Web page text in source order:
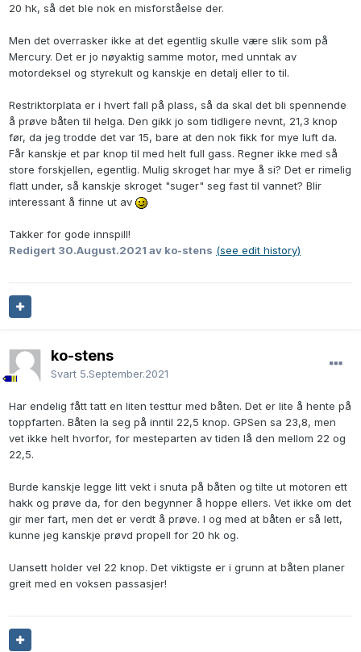
20 hk, så det ble nok en misforståelse der.
Men det overrasker ikke at det egentlig skulle være slik som på
Mercury. Det er jo nøyaktig samme motor, med unntak av
motordeksel og styrekult og kanskje en detalj eller to til.
Restriktorplata er i hvert fall på plass, så da skal det bli spennende
å prøve båten til helga. Den gikk jo som tidligere nevnt, 21,3 knop
før, da jeg trodde det var 15, bare at den nok fikk for mye luft da.
Får kanskje et par knop til med helt full gass. Regner ikke med så
store forskjellen, egentlig. Mulig skroget har mye å si? Det er rimelig
flatt under, så kanskje skroget "suger" seg fast til vannet? Blir
interessant å finne ut av
Takker for gode innspill!
Redigert 30.August.2021 av ko-stens (see edit history)
ko-stens
Svart 5.September.2021
Har endelig fått tatt en liten testtur med båten. Det er lite å hente på
toppfarten. Båten la seg på inntil 22,5 knop. GPSen sa 23,8, men
vet ikke helt hvorfor, for mesteparten av tiden lå den mellom 22 og
22,5.
Burde kanskje legge litt vekt i snuta på båten og tilte ut motoren ett
hakk og prøve da, for den begynner å hoppe ellers. Vet ikke om det
gir mer fart, men det er verdt å prøve. I og med at båten er så lett,
kunne jeg kanskje prøvd propell for 20 hk og.
Uansett holder vel 22 knop. Det viktigste er i grunn at båten planer
greit med en voksen passasjer!